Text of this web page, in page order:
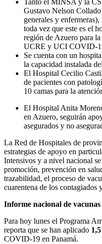
Tanto el MINSA y la
Gustavo Nelson
generales y
toda vez que este es el
región de Azuero para
UCRE y UCI COVID-
Se cuenta con un
la capacidad instalada
El Hospital Cecilio
de pacientes con
10 camas para la
El Hospital Anita
en Azuero, seguirán
asegurados y no
La Red de Hospitales de
estrategias de apoyo en
Intensivos y a nivel nacional
promoción, prevención en
trazabilidad, el proceso de
cuarentena de los contagiados
Informe nacional de vacunas
Para hoy lunes el Programa
reporta que se han aplicado
COVID-19 en Panamá.